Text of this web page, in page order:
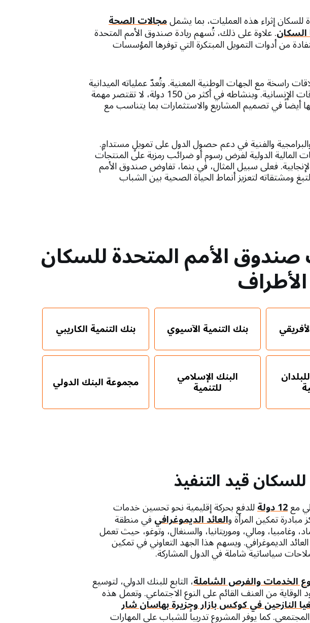
إثراء هذه العمليات، بما يشملمجالات الصحة
السكان. علاوة على ذلك، تُسهم ريادة صندوق الأمم المتحدة
من أدوات التمويل المبتكرة التي توفرها المؤسسات
مع الجهات الوطنية المعنية. وتُعدّ عملياته الميدانية
ذات قيمة عالية بالنسبة للعديد من المؤسسات المالية الدولية، لا سيما في السياقات الإنسانية. وبنشاطه في أكثر من 150 دولة، لا تقتصر مهمة
في تصميم المشاريع والاستثمارات بما يتناسب مع
والفنية في دعم حصول الدول على تمويلٍ مستدامٍ.
الدولية لفرض رسوم أو ضرائب رمزية على المنتجات
فعلى سبيل المثال، في بنما، تفاوض صندوق الأمم
لتعزيز أنماط الحياة الصحية بين الشباب
الأمم المتحدة للسكان
بنك التنمية الآسيوي بنك التنمية الكاريبي
البنك الإسلامي
للتنمية مجموعة البنك الدولي
قيد التنفيذ
مع12 دولة للدفع بحركة إقليمية نحو تحسين خدمات
تمكين المرأة والعائد الديموغرافيفي منطقة
2024-2028، على بوركينا فاسو، وتشاد، وغامبيا، ومالي، وموريتانيا، والسنغال، وتوغو، حيث تعمل
الديموغرافي. ويسهم هذا الجهد التعاوني في تمكين
سياساتية شاملة في الدول المشاركة.
الخدمات والفرص الشاملة، التابع للبنك الدولي، لتوسيع
من العنف القائم على النوع الاجتماعي. وتعمل هذه
النازحين في كوكس بازار وجزيرة بهاسان شار
كما يوفر المشروع تدريباً للشباب على المهارات